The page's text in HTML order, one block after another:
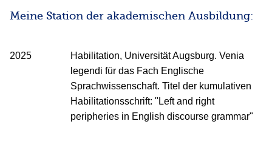
Meine Station der akademischen Ausbildung:
2025
Habilitation, Universität Augsburg. Venia
legendi für das Fach Englische
Sprachwissenschaft. Titel der kumulativen
Habilitationsschrift: "Left and right
peripheries in English discourse grammar"